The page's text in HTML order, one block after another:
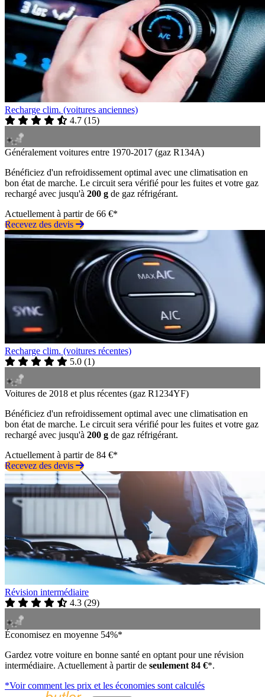
Recharge clim. (voitures anciennes)
4.7 (15)
Généralement voitures entre 1970-2017 (gaz R134A)
Bénéficiez d'un refroidissement optimal avec une climatisation en
bon état de marche. Le circuit sera vérifié pour les fuites et votre gaz
rechargé avec jusqu'à 200 g de gaz réfrigérant.
Actuellement à partir de 66 €*
Recevez des devis
Recharge clim. (voitures récentes)
5.0 (1)
Voitures de 2018 et plus récentes (gaz R1234YF)
Bénéficiez d'un refroidissement optimal avec une climatisation en
bon état de marche. Le circuit sera vérifié pour les fuites et votre gaz
rechargé avec jusqu'à 200 g de gaz réfrigérant.
Actuellement à partir de 84 €*
Recevez des devis
Révision intermédiaire
4.3 (29)
Économisez en moyenne 54%*
Gardez votre voiture en bonne santé en optant pour une révision
intermédiaire. Actuellement à partir de seulement 84 €*.
*Voir comment les prix et les économies sont calculés